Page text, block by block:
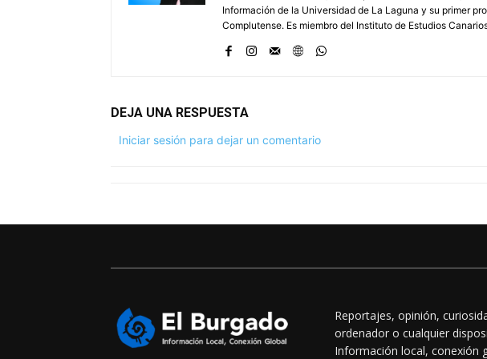
Información de la Universidad de La Laguna y su primer
Complutense. Es miembro del Instituto de Estudios
DEJA UNA RESPUESTA
Iniciar sesión para dejar un comentario
Reportajes, opinión,
ordenador o cualquier
Información local, conexión